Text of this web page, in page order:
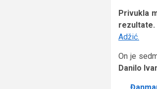
Privukla
rezultate.
Adžić.
On je
Danilo